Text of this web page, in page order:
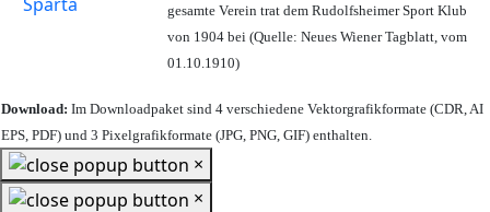
gesamte Verein trat dem Rudolfsheimer Sport Klub
von 1904 bei (Quelle: Neues Wiener Tagblatt, vom
01.10.1910)
Download: Im Downloadpaket sind 4 verschiedene Vektorgrafikformate (CDR, AI
EPS, PDF) und 3 Pixelgrafikformate (JPG, PNG, GIF) enthalten.
×
×